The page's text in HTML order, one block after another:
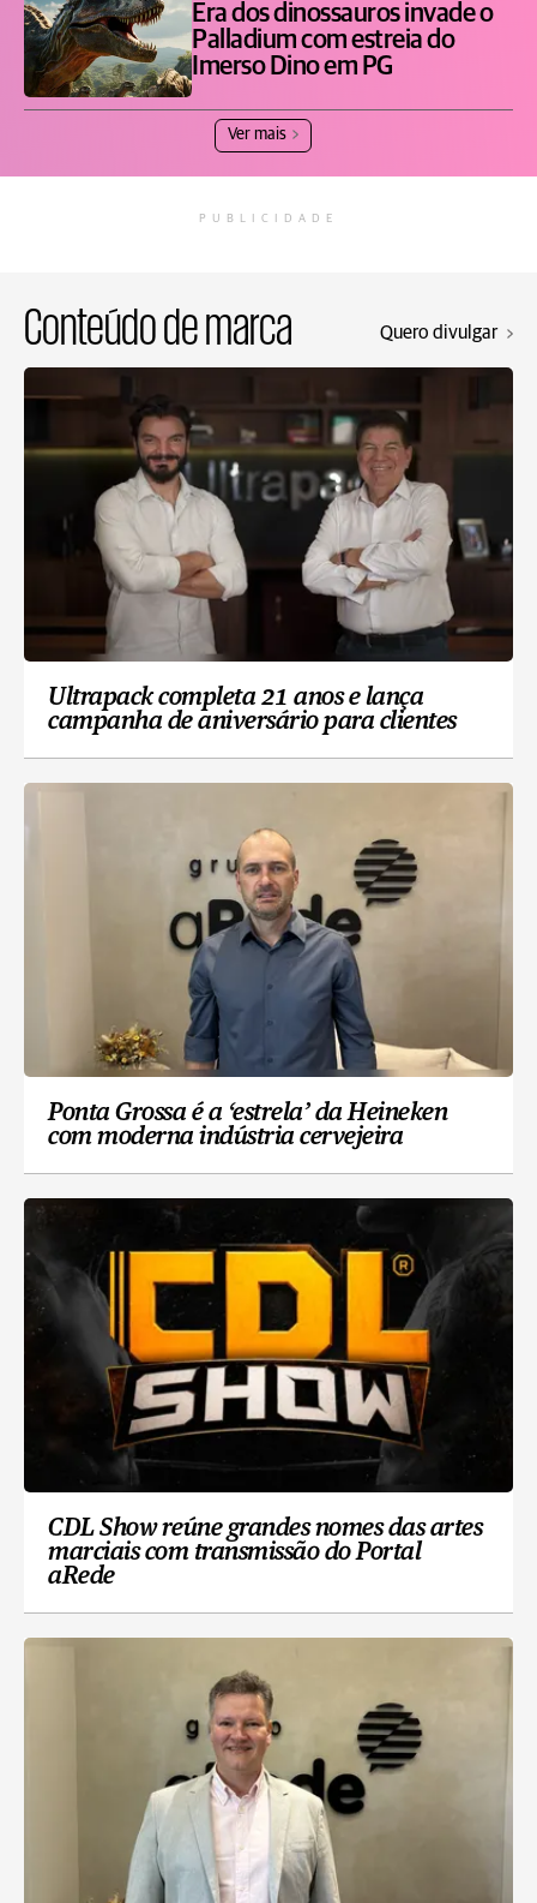
Era dos dinossauros invade o
Palladium com estreia do
Imerso Dino em PG
Ver mais
PUBLICIDADE
Conteúdo de marca Quero divulgar
Ultrapack completa 21 anos e lança
campanha de aniversário para clientes
Ponta Grossa é a ‘estrela’ da Heineken
com moderna indústria cervejeira
CDL Show reúne grandes nomes das artes
marciais com transmissão do Portal
aRede